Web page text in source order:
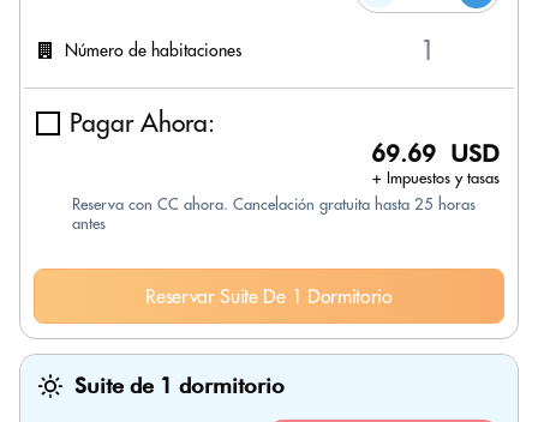
Número de habitaciones
Pagar Ahora:
69.69 USD
+ Impuestos y tasas
Reserva con CC ahora. Cancelación gratuita hasta 25 horas
antes
Reservar Suite De 1 Dormitorio
Suite de 1 dormitorio